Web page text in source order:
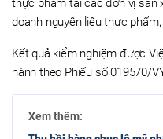
thực phẩm tại các đơn vị sản
doanh nguyên liệu thực
Kết quả kiểm nghiệm được
hành theo Phiếu số 019570/
Xem thêm: